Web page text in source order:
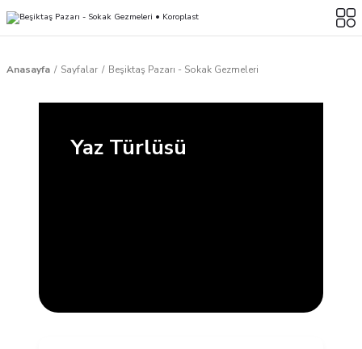
Anasayfa Sayfalar Beşiktaş Pazarı - Sokak Gezmeleri
Yaz Türlüsü